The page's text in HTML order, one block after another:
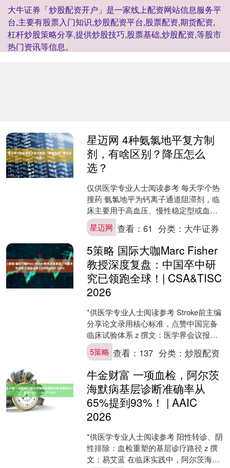
大牛证券「炒股配资开户」是一家线上配资网站信息服务平
台,主要有股票入门知识,炒股配资平台,股票配资,期货配资,
杠杆炒股策略分享,提供炒股技巧,股票基础,炒股配资,等股市
热门资讯等信息。
星迈网 4种氨氯地平复方制
剂，有啥区别？降压怎么
选？
仅供医学专业人士阅读参考 每天学个热
搜药 氨氯地平为钙离子通道阻滞剂，临
床主要用于高血压、慢性稳定型或血管
痉挛性心绞痛。 此外，氨氯地平还有四
种复方制剂，用于高....
星迈网 查看：61 分类： 大牛证券
5策略 国际大咖Marc Fisher
教授深度复盘：中国卒中研
究已领跑全球！| CSA&TISC
2026
*供医学专业人士阅读参考 Stroke前主编
分享论文录用核心标准，点赞中国完备
临床试验体系 z 撰文：医学界会议报道
组 2026年6月26日-28日，中国卒中学....
5策略 查看： 137 分类：炒股配资
牛金财富 一项血检，阿尔茨
海默病基层诊断准确率从
65%提到93%！ | AAIC
2026
*供医学专业人士阅读参考 阳性转诊、阴
性排除：血检重塑的基层诊疗路径 z 撰
文：易艾蓝 在临床实践中，阿尔茨海默